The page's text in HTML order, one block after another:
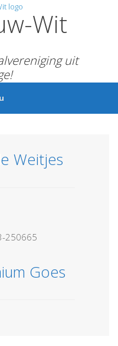
Wit
uit
Weitjes
250665
Goes